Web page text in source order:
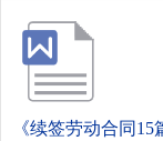
《续签劳动合同15